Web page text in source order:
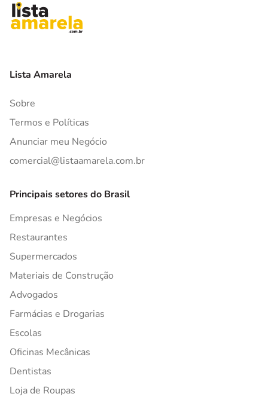
Lista Amarela
Sobre
Termos e Políticas
Anunciar meu Negócio
comercial@listaamarela.com.br
Principais setores do Brasil
Empresas e Negócios
Restaurantes
Supermercados
Materiais de Construção
Advogados
Farmácias e Drogarias
Escolas
Oficinas Mecânicas
Dentistas
Loja de Roupas